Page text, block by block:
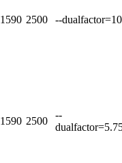
1590 2500 --dualfactor=10
1590 2500
--